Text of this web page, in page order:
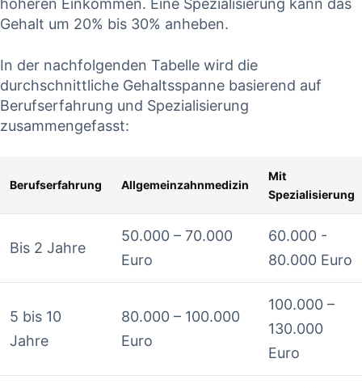
höheren Einkommen. Eine Spezialisierung kann das
Gehalt um 20% ⁤bis ⁤30% anheben.
In⁤ der ⁤nachfolgenden Tabelle wird ​die
durchschnittliche Gehaltsspanne basierend auf
Berufserfahrung und Spezialisierung‍
zusammengefasst:
Berufserfahrung Allgemeinzahnmedizin
Mit
Spezialisierung
Bis 2 Jahre
50.000 – 70.000
Euro
60.000 -​
80.000 Euro
5 bis 10
Jahre
80.000 – 100.000
Euro
100.000 –
130.000 ​
Euro